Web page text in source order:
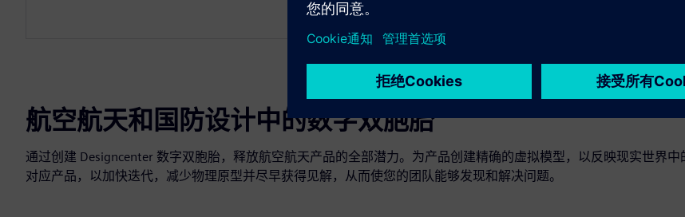
航空航天和国防设计中的数字双胞胎
通过创建 Designcenter 数字双胞胎，释放航空航天产品的全部潜力。为产品创建精确的虚拟模型，以反映现实世界中
对应产品，以加快迭代，减少物理原型并尽早获得见解，从而使您的团队能够发现和解决问题。